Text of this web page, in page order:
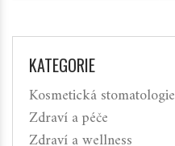
KATEGORIE
Kosmetická stomatologie
Zdraví a péče
Zdraví a wellness